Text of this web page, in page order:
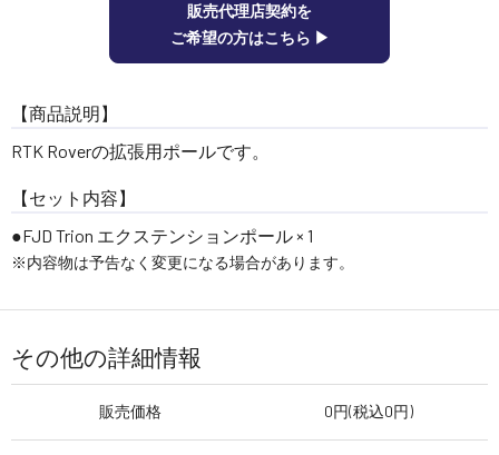
SEKIDO
コーポレートサイト
SEKIDO 会社概要
販売代理店契約を
ご希望の方はこちら ▶︎
【商品説明】
RTK Roverの拡張用ポールです。
【セット内容】
●FJD Trion エクステンションポール × 1
※内容物は予告なく変更になる場合があります。
その他の詳細情報
販売価格 0円(税込0円)